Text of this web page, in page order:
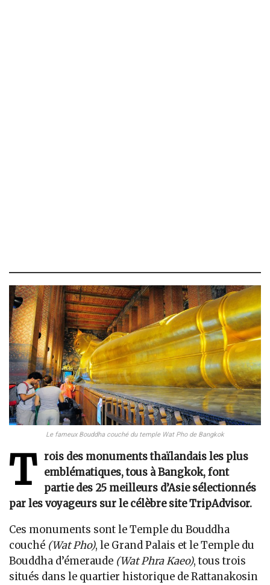
Le fameux Bouddha couché du temple Wat Pho de Bangkok
T
rois des monuments thaïlandais les plus
emblématiques, tous à Bangkok, font
partie des 25 meilleurs d’Asie sélectionnés
par les voyageurs sur le célèbre site TripAdvisor.
Ces monuments sont le Temple du Bouddha
couché (Wat Pho), le Grand Palais et le Temple du
Bouddha d’émeraude (Wat Phra Kaeo), tous trois
situés dans le quartier historique de Rattanakosin